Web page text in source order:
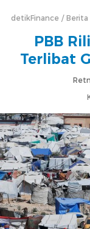
detikFinance Berita
PBB
Terlibat